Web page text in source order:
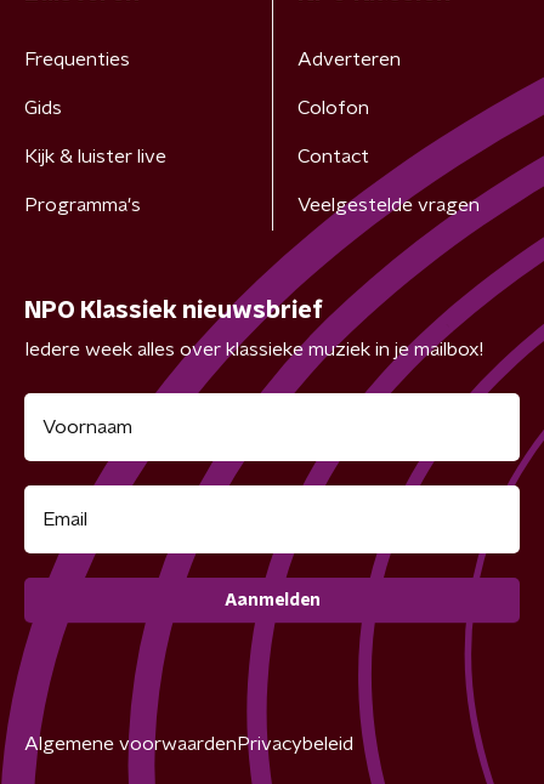
Frequenties
Gids
Kijk & luister live
Programma's
Adverteren
Colofon
Contact
Veelgestelde vragen
NPO Klassiek nieuwsbrief
Iedere week alles over klassieke muziek in je mailbox!
Aanmelden
Algemene voorwaarden Privacybeleid